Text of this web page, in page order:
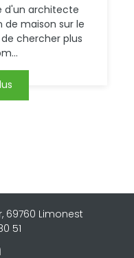
d'un architecte
de maison sur le
chercher plus
69760 Limonest
51